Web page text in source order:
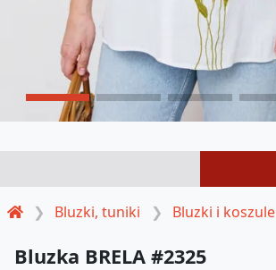
Bluzki, tuniki Bluzki i koszule
Bluzka BRELA #2325